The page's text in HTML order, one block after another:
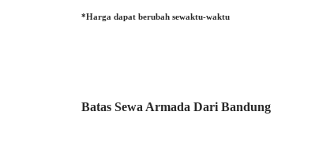
*Harga dapat berubah sewaktu-waktu
Batas Sewa Armada Dari Bandung